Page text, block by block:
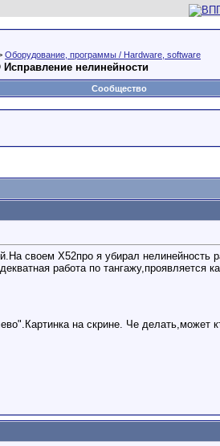
Оборудование, программы / Hardware, software
Исправление нелинейности
Сообщество
своем Х52про я убирал нелинейность
работа по тангажу,проявляется
на скрине. Че делать,может